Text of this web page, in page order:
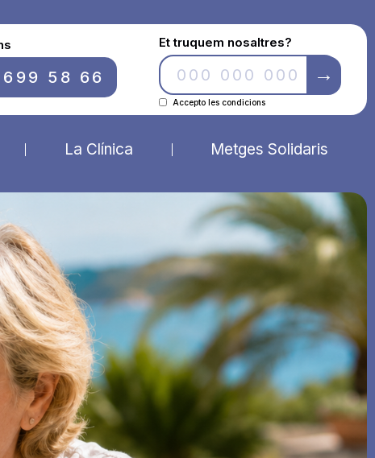
58 66
Et truquem nosaltres?
Accepto les condicions
La Clínica Metges Solidaris